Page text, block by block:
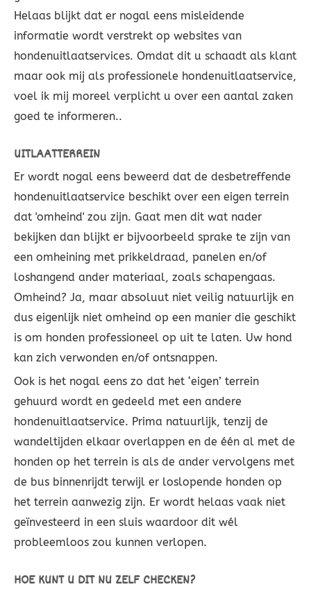
Helaas blijkt dat er nogal eens misleidende
informatie wordt verstrekt op websites van
hondenuitlaatservices. Omdat dit u schaadt als klant
maar ook mij als professionele hondenuitlaatservice,
voel ik mij moreel verplicht u over een aantal zaken
goed te informeren..
UITLAATTERREIN
Er wordt nogal eens beweerd dat de desbetreffende
hondenuitlaatservice beschikt over een eigen terrein
dat 'omheind' zou zijn. Gaat men dit wat nader
bekijken dan blijkt er bijvoorbeeld sprake te zijn van
een omheining met prikkeldraad, panelen en/of
loshangend ander materiaal, zoals schapengaas.
Omheind? Ja, maar absoluut niet veilig natuurlijk en
dus eigenlijk niet omheind op een manier die geschikt
is om honden professioneel op uit te laten. Uw hond
kan zich verwonden en/of ontsnappen.
Ook is het nogal eens zo dat het ‘eigen’ terrein
gehuurd wordt en gedeeld met een andere
hondenuitlaatservice. Prima natuurlijk, tenzij de
wandeltijden elkaar overlappen en de één al met de
honden op het terrein is als de ander vervolgens met
de bus binnenrijdt terwijl er loslopende honden op
het terrein aanwezig zijn. Er wordt helaas vaak niet
geïnvesteerd in een sluis waardoor dit wél
probleemloos zou kunnen verlopen.
HOE KUNT U DIT NU ZELF CHECKEN?